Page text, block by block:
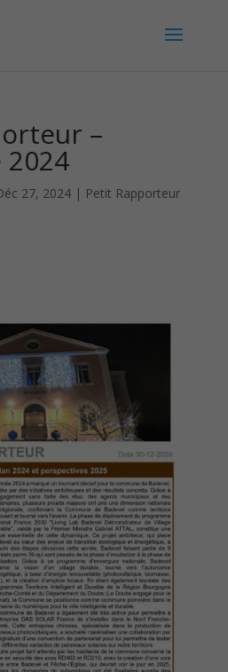
–
27, 2024| Petit Rapporteur